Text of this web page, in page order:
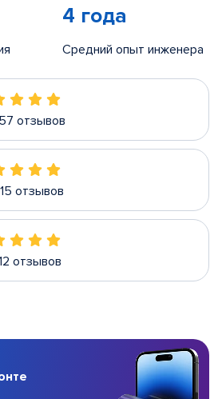
4 года
Средний опыт инженера
отзывов
отзывов
отзывов